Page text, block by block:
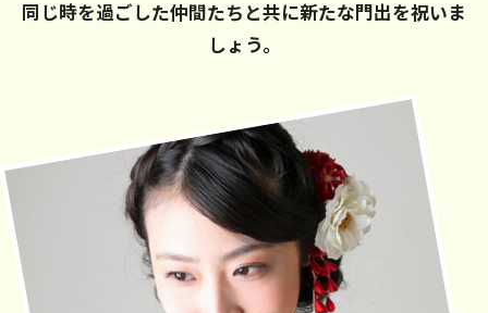
同じ時を過ごした仲間たちと共に新たな門出を祝いま
しょう。